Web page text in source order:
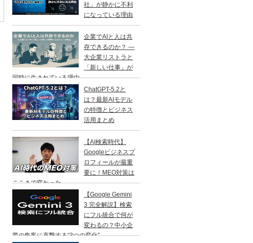
社」が静かに不利
になっている理由
企業でAIと人は共
存できるのか？ ―
大企業リストラと
「新しい仕事」が
同時に生まれている理由 ―
ChatGPT-5.2と
は？最新AIモデル
の特徴とビジネス
活用まとめ
【AI検索時代】
Googleビジネスプ
ロフィールが最重
要に！MEO対策は
ここまで変わった
【Google Gemini
3 完全解説】検索
にフル統合で何が
変わるの？中小企
業の集客に直撃する“3つの変化”